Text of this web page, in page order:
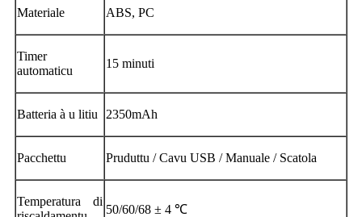
Materiale ABS, PC
Timer
automaticu
15 minuti
Batteria à u litiu 2350mAh
Pacchettu Pruduttu / Cavu USB / Manuale / Scatola
Temperatura di
50/60/68 ± 4 ℃